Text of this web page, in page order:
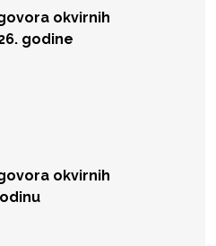
okvirnih
godine
okvirnih